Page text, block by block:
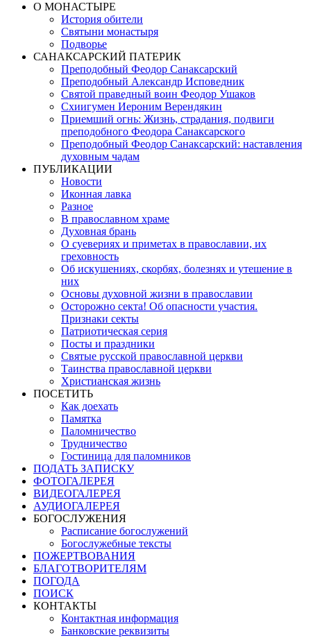
О МОНАСТЫРЕ
История обители
Святыни монастыря
Подворье
САНАКСАРСКИЙ ПАТЕРИК
Преподобный Феодор Санаксарский
Преподобный Александр Исповедник
Святой праведный воин Феодор Ушаков
Схиигумен Иероним Верендякин
Приемший огнь: Жизнь, страдания, подвиги
преподобного Феодора Санаксарского
Преподобный Феодор Санаксарский: наставления
духовным чадам
ПУБЛИКАЦИИ
Новости
Иконная лавка
Разное
В православном храме
Духовная брань
О суевериях и приметах в православии, их
греховность
Об искушениях, скорбях, болезнях и утешение в
них
Основы духовной жизни в православии
Осторожно секта! Об опасности участия.
Признаки секты
Патриотическая серия
Посты и праздники
Святые русской православной церкви
Таинства православной церкви
Христианская жизнь
ПОСЕТИТЬ
Как доехать
Памятка
Паломничество
Трудничество
Гостиница для паломников
ПОДАТЬ ЗАПИСКУ
ФОТОГАЛЕРЕЯ
ВИДЕОГАЛЕРЕЯ
АУДИОГАЛЕРЕЯ
БОГОСЛУЖЕНИЯ
Расписание богослужений
Богослужебные тексты
ПОЖЕРТВОВАНИЯ
БЛАГОТВОРИТЕЛЯМ
ПОГОДА
ПОИСК
КОНТАКТЫ
Контактная информация
Банковские реквизиты